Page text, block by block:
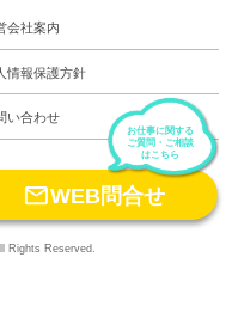
会社案内
情報保護方針
い合わせ
お仕事に関する
ご質問・ご相談
はこちら
WEB問合せ
Rights Reserved.